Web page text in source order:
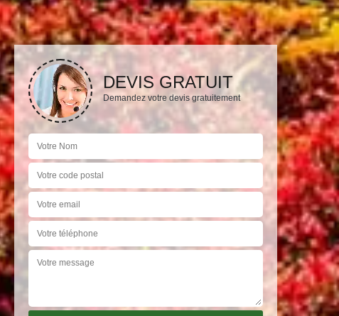
DEVIS GRATUIT
Demandez votre devis gratuitement